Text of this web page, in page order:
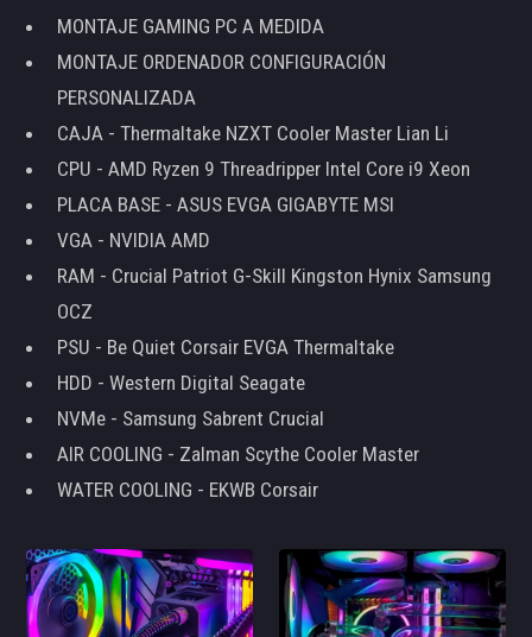
MONTAJE GAMING PC A MEDIDA
MONTAJE ORDENADOR CONFIGURACIÓN
PERSONALIZADA
CAJA - Thermaltake NZXT Cooler Master Lian Li
CPU - AMD Ryzen 9 Threadripper Intel Core i9 Xeon
PLACA BASE - ASUS EVGA GIGABYTE MSI
VGA - NVIDIA AMD
RAM - Crucial Patriot G-Skill Kingston Hynix Samsung
OCZ
PSU - Be Quiet Corsair EVGA Thermaltake
HDD - Western Digital Seagate
NVMe - Samsung Sabrent Crucial
AIR COOLING - Zalman Scythe Cooler Master
WATER COOLING - EKWB Corsair